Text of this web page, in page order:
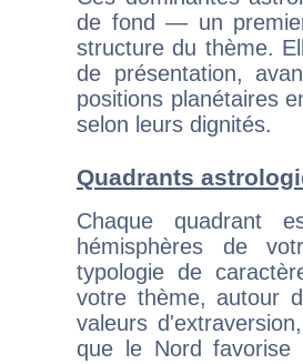
de fond — un
structure du thème.
de présentation,
positions planétaires
selon leurs dignités.
Quadrants
Chaque quadrant
hémisphères de
typologie de
votre thème, autour
valeurs
que le Nord favorise